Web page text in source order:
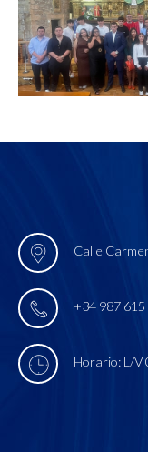
Calle
+34 987 615
Horario: L/V